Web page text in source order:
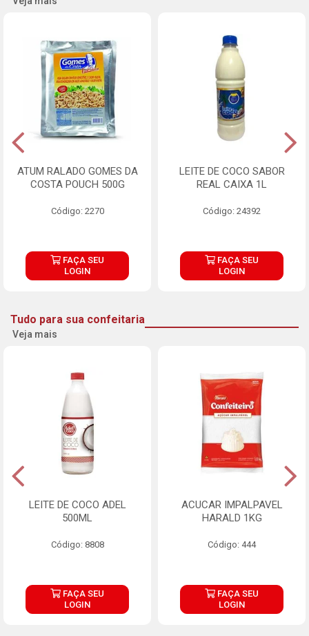
ATUM RALADO GOMES DA
COSTA POUCH 500G
Código: 2270
FAÇA SEU
LOGIN
LEITE DE COCO SABOR
REAL CAIXA 1L
Código: 24392
FAÇA SEU
LOGIN
Tudo para sua confeitaria
Veja mais
LEITE DE COCO ADEL
500ML
Código: 8808
FAÇA SEU
LOGIN
ACUCAR IMPALPAVEL
HARALD 1KG
Código: 444
FAÇA SEU
LOGIN